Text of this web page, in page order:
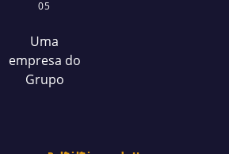
05
Uma
empresa do
Grupo